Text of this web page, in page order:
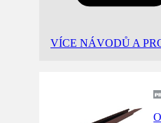
VÍCE NÁVODŮ A